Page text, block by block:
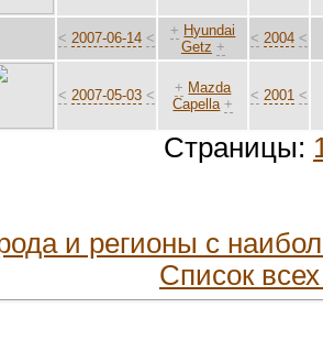
< 2007-06-14 < + Hyundai
Getz +
< 2004 <
< 2007-05-03 < + Mazda
Capella +
< 2001 <
Страницы:
и регионы с
Список